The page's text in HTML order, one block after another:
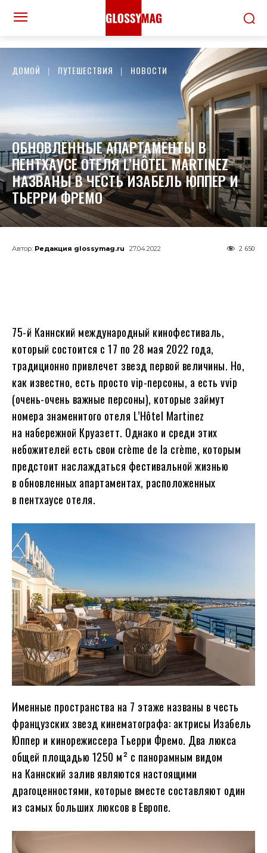
ДОМОЙ ПУТЕШЕСТВИЯ НОВОСТИ
ОБНОВЛЕННЫЕ АПАРТАМЕНТЫ В
ПЕНТХАУСЕ ОТЕЛЯ L’HÔTEL MARTINEZ
НАЗВАНЫ В ЧЕСТЬ ИЗАБЕЛЬ ЮППЕР И
ТЬЕРРИ ФРЕМО
Автор: Редакция glossymag.ru 27.04.2022 2 650
75-й Каннский международный кинофестиваль,
который состоится с 17 по 28 мая 2022 года,
традиционно привлечет звезд первой величины. Но,
как известно, есть просто vip-персоны, а есть vvip
(очень-очень важные персоны), которые займут
номера знаменитого отеля L’Hôtel Martinez
на набережной Круазетт. Однако и среди этих
небожителей есть свои crème de la crème, которым
предстоит наслаждаться фестивальной жизнью
в обновленных апартаментах, расположенных
в пентхаусе отеля.
Именные пространства на 7 этаже названы в честь
французских звезд кинематографа: актрисы Изабель
Юппер и кинорежиссера Тьерри Фремо. Два люкса
общей площадью 1250 м² с панорамным видом
на Каннский залив являются настоящими
драгоценностями, которые вместе составляют один
из самых больших люксов в Европе.